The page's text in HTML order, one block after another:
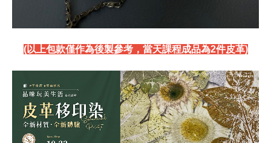
(以上包款僅作為後製參考，當天課程成品為2件皮革)